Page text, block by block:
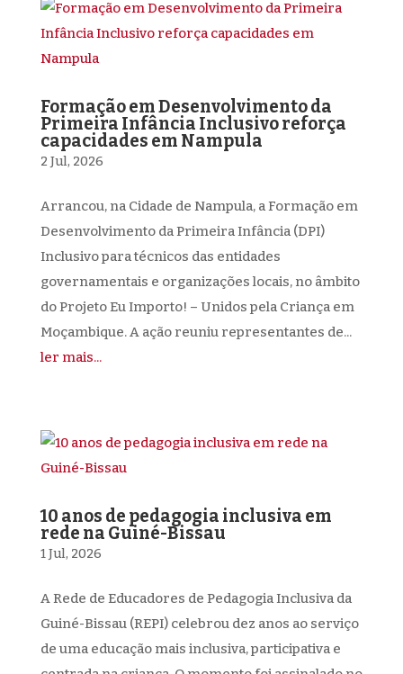
Formação em Desenvolvimento da
Primeira Infância Inclusivo reforça
capacidades em Nampula
2 Jul, 2026
Arrancou, na Cidade de Nampula, a Formação em
Desenvolvimento da Primeira Infância (DPI)
Inclusivo para técnicos das entidades
governamentais e organizações locais, no âmbito
do Projeto Eu Importo! – Unidos pela Criança em
Moçambique. A ação reuniu representantes de...
ler mais...
10 anos de pedagogia inclusiva em
rede na Guiné-Bissau
1 Jul, 2026
A Rede de Educadores de Pedagogia Inclusiva da
Guiné-Bissau (REPI) celebrou dez anos ao serviço
de uma educação mais inclusiva, participativa e